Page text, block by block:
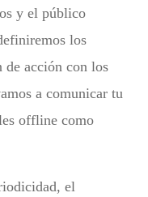
y el público
los
de acción con los
a comunicar tu
offline como
el